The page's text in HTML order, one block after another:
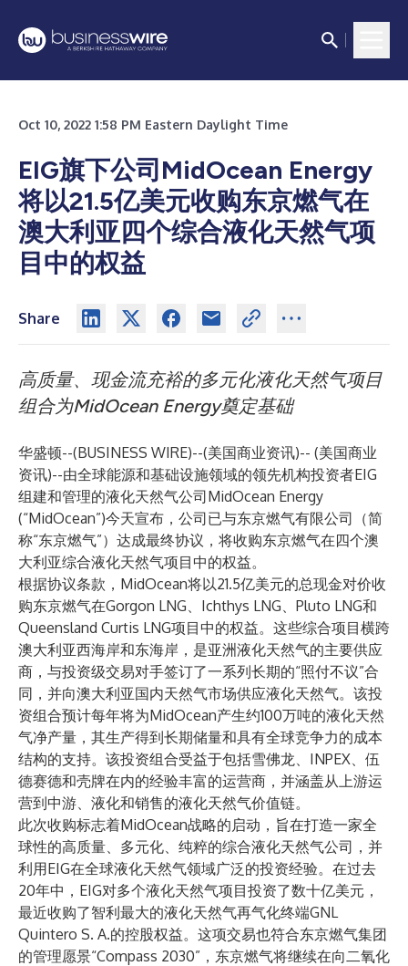
Oct 10, 2022 1:58 PM Eastern Daylight Time
EIG旗下公司MidOcean Energy
将以21.5亿美元收购东京燃气在
澳大利亚四个综合液化天然气项
目中的权益
Share
高质量、现金流充裕的多元化液化天然气项目
组合为MidOcean Energy奠定基础
华盛顿--(BUSINESS WIRE)--(美国商业资讯)-- (美国商业
资讯)--由全球能源和基础设施领域的领先机构投资者EIG
组建和管理的液化天然气公司MidOcean Energy
(“MidOcean”)今天宣布，公司已与东京燃气有限公司（简
称“东京燃气”）达成最终协议，将收购东京燃气在四个澳
大利亚综合液化天然气项目中的权益。
根据协议条款，MidOcean将以21.5亿美元的总现金对价收
购东京燃气在Gorgon LNG、Ichthys LNG、Pluto LNG和
Queensland Curtis LNG项目中的权益。这些综合项目横跨
澳大利亚西海岸和东海岸，是亚洲液化天然气的主要供应
商，与投资级交易对手签订了一系列长期的“照付不议”合
同，并向澳大利亚国内天然气市场供应液化天然气。该投
资组合预计每年将为MidOcean产生约100万吨的液化天然
气净产量，其生产得到长期储量和具有全球竞争力的成本
结构的支持。该投资组合受益于包括雪佛龙、INPEX、伍
德赛德和壳牌在内的经验丰富的运营商，并涵盖从上游运
营到中游、液化和销售的液化天然气价值链。
此次收购标志着MidOcean战略的启动，旨在打造一家全
球性的高质量、多元化、纯粹的综合液化天然气公司，并
利用EIG在全球液化天然气领域广泛的投资经验。在过去
20年中，EIG对多个液化天然气项目投资了数十亿美元，
最近收购了智利最大的液化天然气再气化终端GNL
Quintero S. A.的控股权益。这项交易也符合东京燃气集团
的管理愿景“Compass 2030”，东京燃气将继续在向二氧化